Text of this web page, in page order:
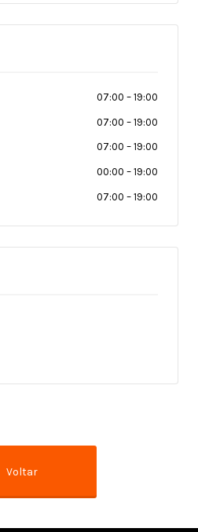
07:00 – 19:00
07:00 – 19:00
07:00 – 19:00
00:00 – 19:00
07:00 – 19:00